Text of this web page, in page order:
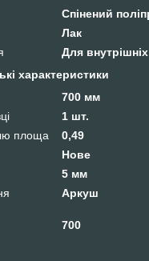
Спінений
Лак
Для
характеристики
700 мм
1 шт.
площа
0,49
Нове
5 мм
Аркуш
700